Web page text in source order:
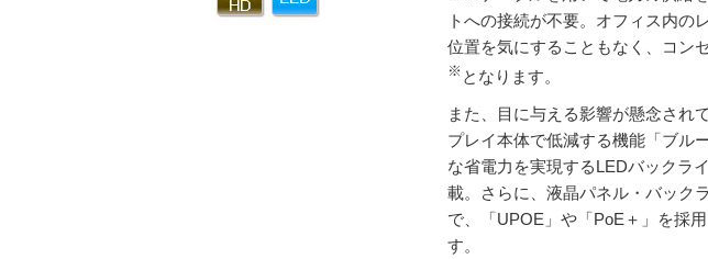
トへの接続が不要。オフィス内の
位置を気にすることもなく、コン
※ となります。
また、目に与える影響が懸念され
プレイ本体で低減する機能「ブル
な省電力を実現するLEDバックラ
載。さらに、液晶パネル・バック
で、「UPOE」や「PoE＋」を採
す。